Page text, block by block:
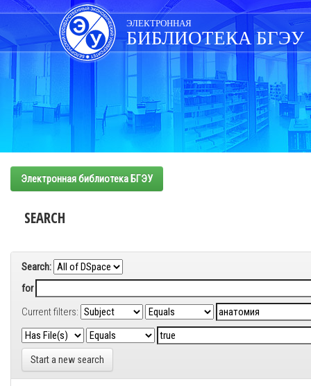
Skip
navigation
ЭЛЕКТРОННАЯ
БИБЛИОТЕКА БГЭУ
Электронная библиотека БГЭУ
SEARCH
Search:
for
Current filters:
Start a new search